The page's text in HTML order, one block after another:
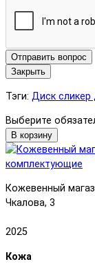
Отправить вопрос
Закрыть
Тэги: Диск сликер
Выберите
В корзину
Кожевенный
Чкалова, 3
2025
Кожа